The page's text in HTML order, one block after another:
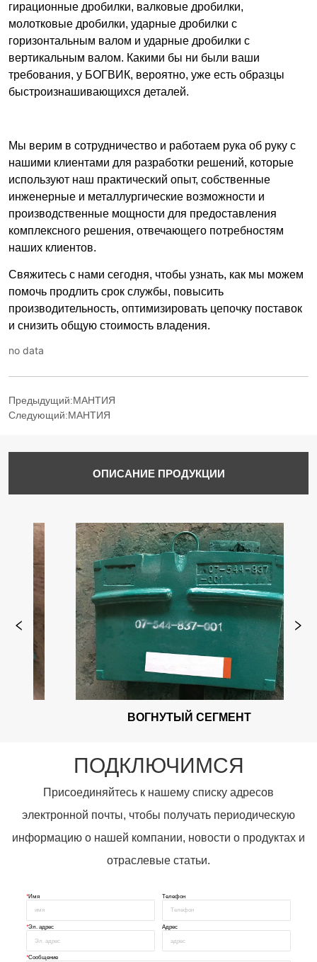
no data
Предыдущий:МАНТИЯ
Следующий:МАНТИЯ
ОПИСАНИЕ ПРОДУКЦИИ
ВОГНУТЫЙ СЕГМЕНТ
ПОДКЛЮЧИМСЯ
Присоединяйтесь к нашему списку адресов
электронной почты, чтобы получать периодическую
информацию о нашей компании, новости о продуктах и
отраслевые статьи.
*Имя Телефон
*Эл. адрес Адрес
*Сообщение